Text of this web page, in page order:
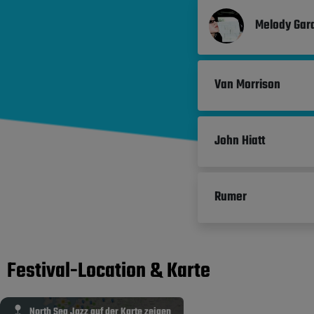
Melody
Van Morrison
John Hiatt
Rumer
Festival-Location & Karte